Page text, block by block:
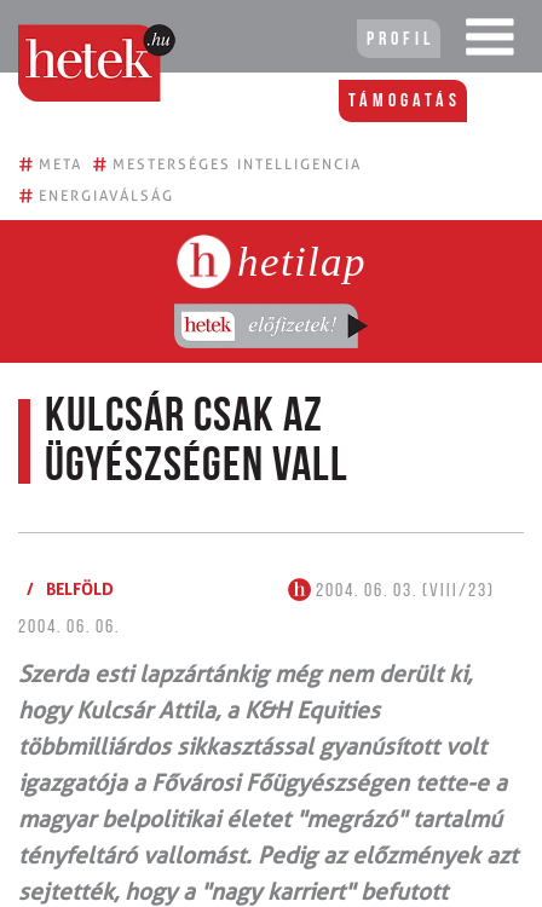
Profil
Támogatás
# META # MESTERSÉGES INTELLIGENCIA
# ENERGIAVÁLSÁG
hetilap
Kulcsár csak az
ügyészségen vall
/ BELFÖLD
2004. 06. 03. (VIII/23)
2004. 06. 06.
Szerda esti lapzártánkig még nem derült ki,
hogy Kulcsár Attila, a K&H Equities
többmilliárdos sikkasztással gyanúsított volt
igazgatója a Fővárosi Főügyészségen tette-e a
magyar belpolitikai életet "megrázó" tartalmú
tényfeltáró vallomást. Pedig az előzmények azt
sejtették, hogy a "nagy karriert" befutott